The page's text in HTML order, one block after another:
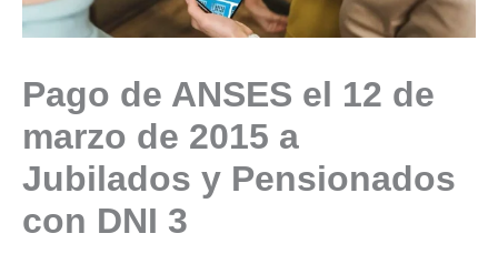
Pago de ANSES el 12 de
marzo de 2015 a
Jubilados y Pensionados
con DNI 3